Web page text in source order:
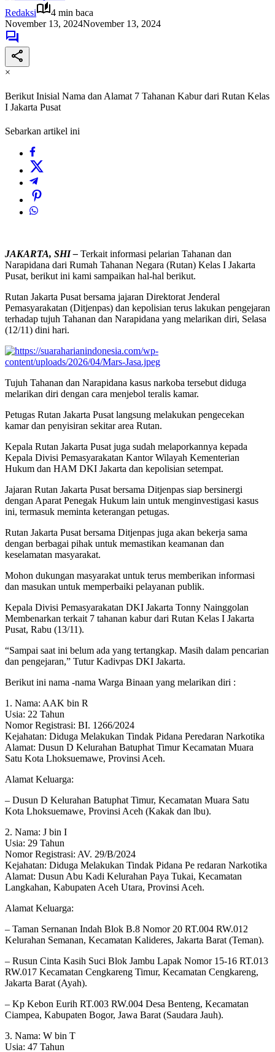
Redaksi
4 min baca
November 13, 2024November 13, 2024
×
Berikut Inisial Nama dan Alamat 7 Tahanan Kabur dari Rutan Kelas
I Jakarta Pusat
Sebarkan artikel ini
JAKARTA, SHI – Terkait informasi pelarian Tahanan dan
Narapidana dari Rumah Tahanan Negara (Rutan) Kelas I Jakarta
Pusat, berikut ini kami sampaikan hal-hal berikut.
Rutan Jakarta Pusat bersama jajaran Direktorat Jenderal
Pemasyarakatan (Ditjenpas) dan kepolisian terus lakukan pengejaran
terhadap tujuh Tahanan dan Narapidana yang melarikan diri, Selasa
(12/11) dini hari.
Tujuh Tahanan dan Narapidana kasus narkoba tersebut diduga
melarikan diri dengan cara menjebol teralis kamar.
Petugas Rutan Jakarta Pusat langsung melakukan pengecekan
kamar dan penyisiran sekitar area Rutan.
Kepala Rutan Jakarta Pusat juga sudah melaporkannya kepada
Kepala Divisi Pemasyarakatan Kantor Wilayah Kementerian
Hukum dan HAM DKI Jakarta dan kepolisian setempat.
Jajaran Rutan Jakarta Pusat bersama Ditjenpas siap bersinergi
dengan Aparat Penegak Hukum lain untuk menginvestigasi kasus
ini, termasuk meminta keterangan petugas.
Rutan Jakarta Pusat bersama Ditjenpas juga akan bekerja sama
dengan berbagai pihak untuk memastikan keamanan dan
keselamatan masyarakat.
Mohon dukungan masyarakat untuk terus memberikan informasi
dan masukan untuk memperbaiki pelayanan publik.
Kepala Divisi Pemasyarakatan DKI Jakarta Tonny Nainggolan
Membenarkan terkait 7 tahanan kabur dari Rutan Kelas I Jakarta
Pusat, Rabu (13/11).
“Sampai saat ini belum ada yang tertangkap. Masih dalam pencarian
dan pengejaran,” Tutur Kadivpas DKI Jakarta.
Berikut ini nama -nama Warga Binaan yang melarikan diri :
1. Nama: AAK bin R
Usia: 22 Tahun
Nomor Registrasi: BI. 1266/2024
Kejahatan: Diduga Melakukan Tindak Pidana Peredaran Narkotika
Alamat: Dusun D Kelurahan Batuphat Timur Kecamatan Muara
Satu Kota Lhoksuemawe, Provinsi Aceh.
Alamat Keluarga:
– Dusun D Kelurahan Batuphat Timur, Kecamatan Muara Satu
Kota Lhoksuemawe, Provinsi Aceh (Kakak dan lbu).
2. Nama: J bin I
Usia: 29 Tahun
Nomor Registrasi: AV. 29/B/2024
Kejahatan: Diduga Melakukan Tindak Pidana Pe redaran Narkotika
Alamat: Dusun Abu Kadi Kelurahan Paya Tukai, Kecamatan
Langkahan, Kabupaten Aceh Utara, Provinsi Aceh.
Alamat Keluarga:
– Taman Sernanan Indah Blok B.8 Nomor 20 RT.004 RW.012
Kelurahan Semanan, Kecamatan Kalideres, Jakarta Barat (Teman).
– Rusun Cinta Kasih Suci Blok Jambu Lapak Nomor 15-16 RT.013
RW.017 Kecamatan Cengkareng Timur, Kecamatan Cengkareng,
Jakarta Barat (Ayah).
– Kp Kebon Eurih RT.003 RW.004 Desa Benteng, Kecamatan
Ciampea, Kabupaten Bogor, Jawa Barat (Saudara Jauh).
3. Nama: W bin T
Usia: 47 Tahun